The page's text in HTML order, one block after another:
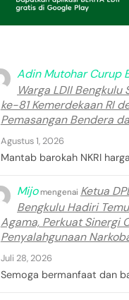
Adin Mutohar Curup
Warga LDII Bengkulu
ke-81 Kemerdekaan RI
Pemasangan Bendera
Agustus 1, 2026
Mantab barokah NKRI
Mijomengenai Ketua
Bengkulu Hadiri
Agama, Perkuat Sinergi
Penyalahgunaan
Juli 28, 2026
Semoga bermanfaat dan